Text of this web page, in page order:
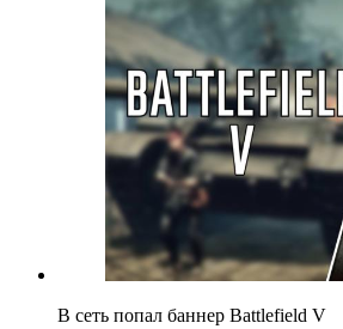
В сеть попал баннер Battlefield V